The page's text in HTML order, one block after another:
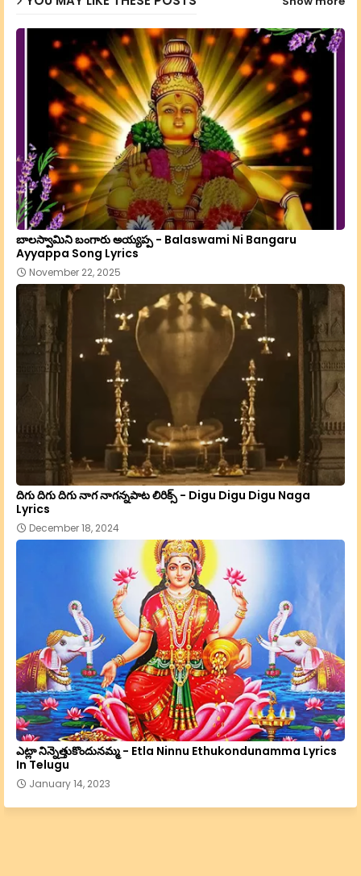
బాలస్వామిని బంగారు అయ్యప్ప - Balaswami Ni Bangaru
Ayyappa Song Lyrics
November 22, 2025
దిగు దిగు దిగు నాగ నాగన్నపాట లిరిక్స్ - Digu Digu Digu Naga
Lyrics
December 18, 2024
ఎట్లా నిన్నెత్తుకొందునమ్మ - Etla Ninnu Ethukondunamma Lyrics
In Telugu
January 14, 2023